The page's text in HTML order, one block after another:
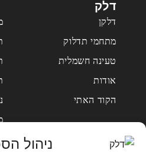
ניהול
דלק
דלקן
מתחמי תדלוק
טעינה חשמלית
אודות
הקוד האתי